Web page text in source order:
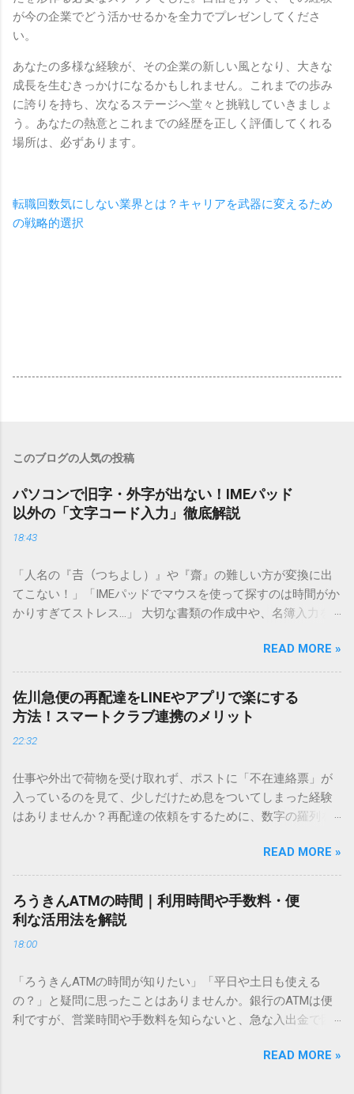
が今の企業でどう活かせるかを全力でプレゼンしてくださ
い。
あなたの多様な経験が、その企業の新しい風となり、大きな
成長を生むきっかけになるかもしれません。これまでの歩み
に誇りを持ち、次なるステージへ堂々と挑戦していきましょ
う。あなたの熱意とこれまでの経歴を正しく評価してくれる
場所は、必ずあります。
転職回数気にしない業界とは？キャリアを武器に変えるため
の戦略的選択
このブログの人気の投稿
パソコンで旧字・外字が出ない！IMEパッド
以外の「文字コード入力」徹底解説
18:43
「人名の『𠮷（つちよし）』や『齋』の難しい方が変換に出
てこない！」「IMEパッドでマウスを使って探すのは時間がか
かりすぎてストレス…」 大切な書類の作成中や、名簿入力を
てしまいますよね。多くの人が「IMEパッド（手書き入力）」
を使いますが、実はマウスで一画ずつ書くのは非効率です
し、似た漢字が多すぎて結局見つからないことも少なくあり
ません。 そこで今回は、IMEパッドを使わずに、特定のコー
ドを打ち込むだけで一瞬で旧字や外字、特殊記号を呼び出す
「文字コード入力」のテクニックを詳しく解説します。 この
必要はありません。 1. なぜ「変換」しても旧字・外字が出て
こないのか？ そもそも、なぜ普通の変換で出てこない漢字が
あるのでしょうか。その理由は、パソコンが文字を認識する
は、JIS規格（日本産業規格）によって「第1水準」「第2水
準」といった形で整理されています。しかし、人名や地名に
使われる非常に古い漢字（旧字）や、特定の組織だけで作ら
れた「外字」は、この一般的な変換リストに含まれていない
ン上のすべての文字には、いわば「住所」のような番号が割
り振られています。変換候補に出ない文字でも、この住所
（コード）を直接指定すれば、確実に呼び出すことができる
のです。 2. Windows標準機能！文字コードで漢字を出す「16
進数入力」 最も汎用性が高く、特別なソフトも不要なのが
READ MORE »
佐川急便の再配達をLINEやアプリで楽にする
方法！スマートクラブ連携のメリット
22:32
仕事や外出で荷物を受け取れず、ポストに「不在連絡票」が
入っているのを見て、少しだけため息をついてしまった経験
はありませんか？再配達の依頼をするために、数字の羅列を
ことに申し訳なさを感じたりすることもあるかもしれませ
ん。 「もっとスムーズに、自分のタイミングで受け取りた
い」 「わざわざ電話をかけずに、スマホ一つで完結させた
い」 そんな願いを叶えてくれるのが、佐川急便の会員制サー
ビス「スマートクラブ」と、LINEや公式アプリの連携です。
これらを活用するだけで、再配達のストレスは驚くほど軽く
受け取り術と、連携による具体的なメリットを徹底解説しま
す。 佐川急便の再配達が劇的に変わる「スマートクラブ」と
は？ まず押さえておきたいのが、佐川急便の個人向け無料会
況をリアルタイムで管理するための基盤となるサービスで
READ MORE »
ろうきんATMの時間｜利用時間や手数料・便
利な活用法を解説
18:00
「ろうきんATMの時間が知りたい」「平日や土日も使える
の？」と疑問に思ったことはありませんか。銀行のATMは便
利ですが、営業時間や手数料を知らないと、急な入出金で困
ATM営業時間や利用の注意点、便利な活用法 を詳しく解説し
READ MORE »